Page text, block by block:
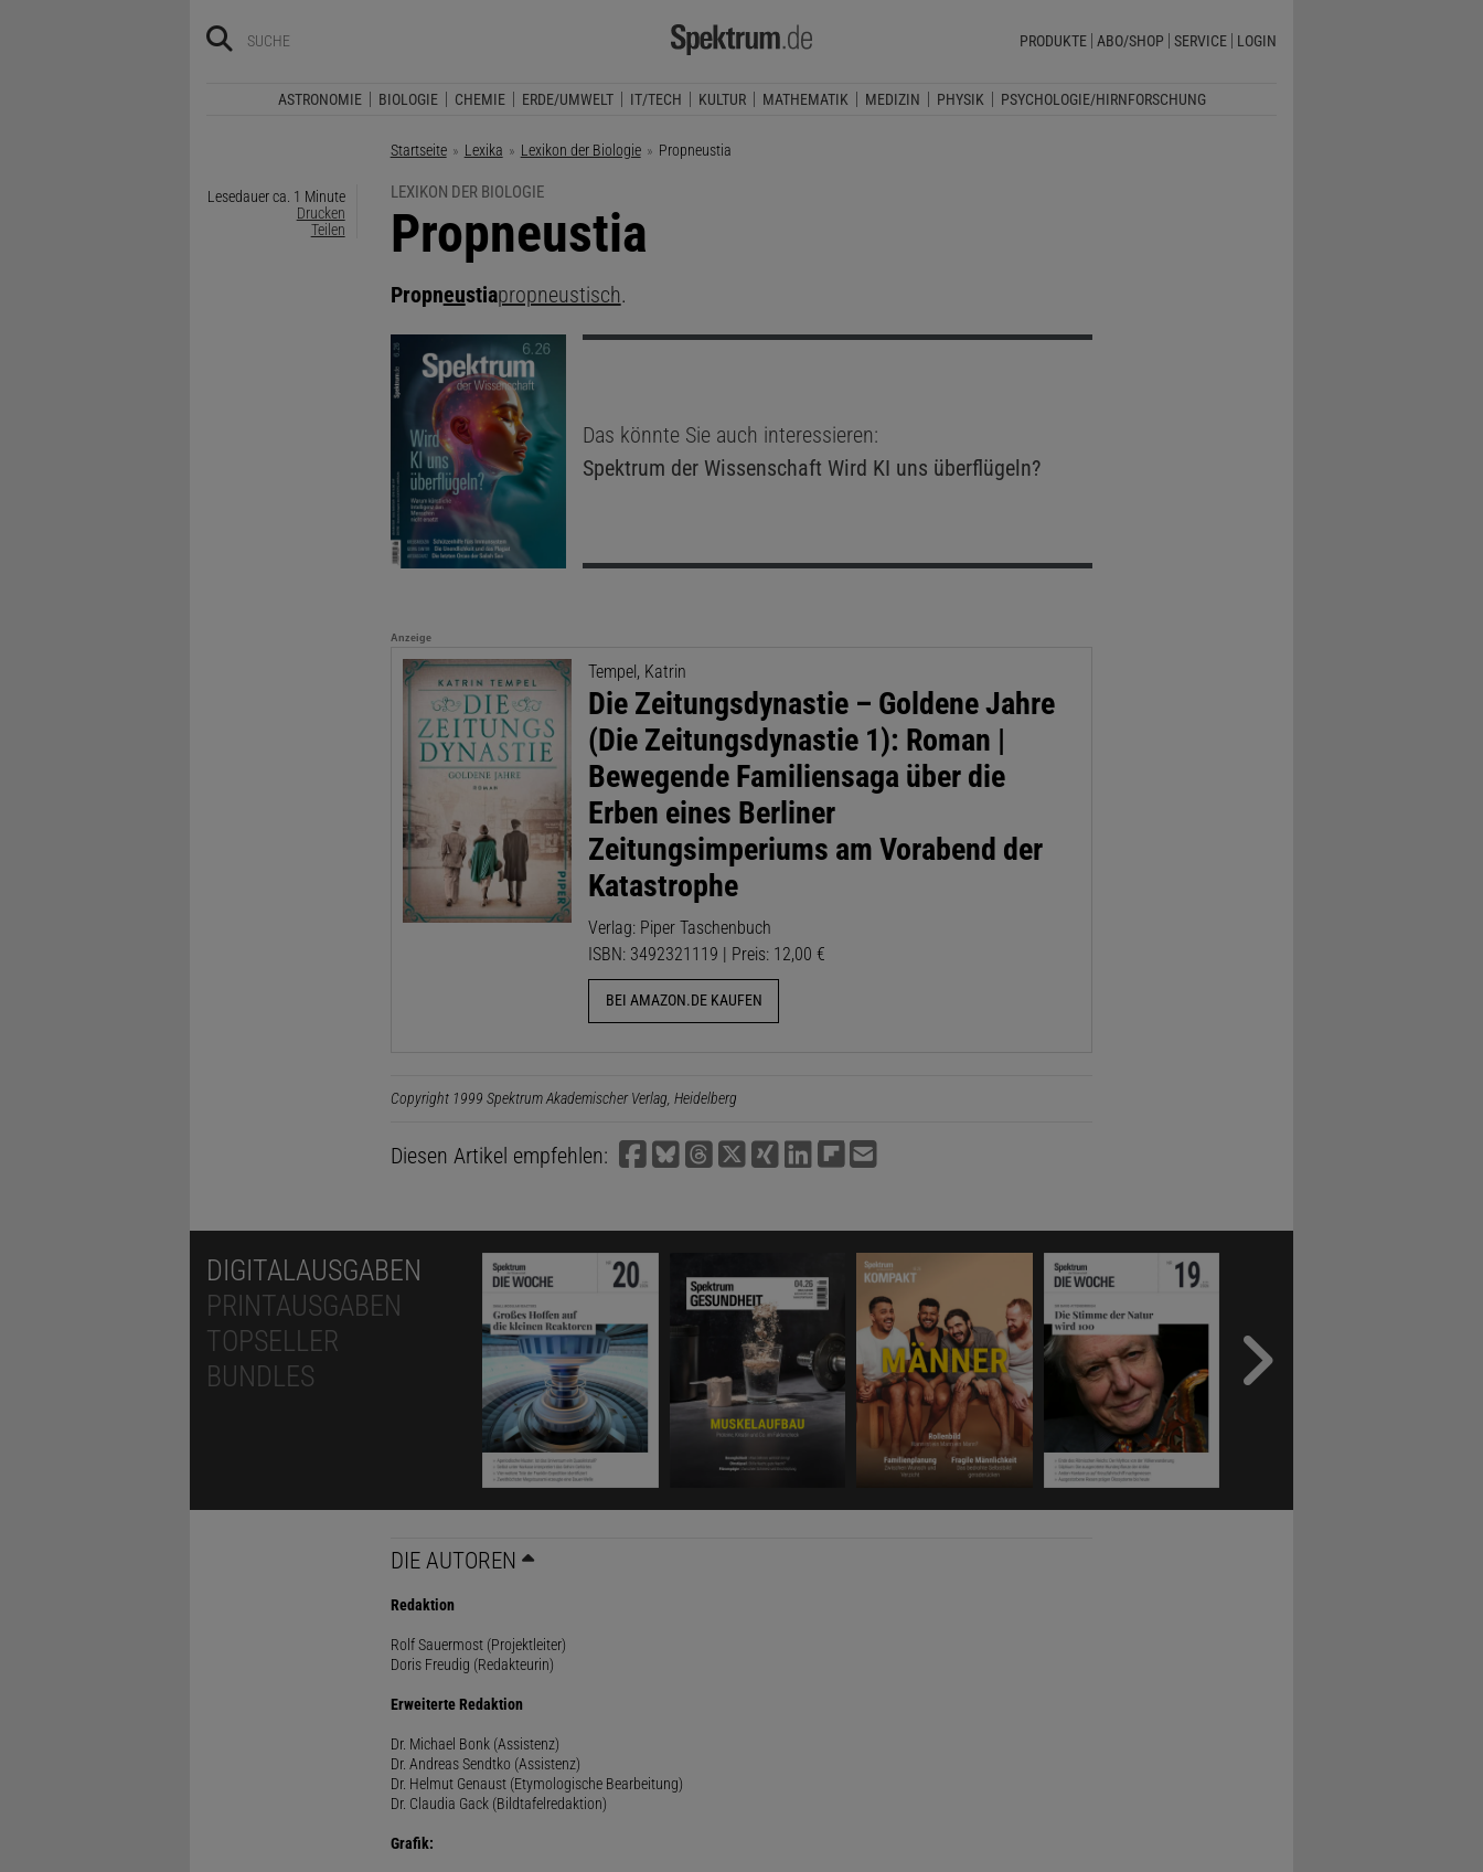
PRODUKTE ABO/SHOP SERVICE LOGIN
ASTRONOMIE BIOLOGIE CHEMIE ERDE/UMWELT IT/TECH KULTUR MATHEMATIK MEDIZIN PHYSIK PSYCHOLOGIE/HIRNFORSCHUNG
Startseite Lexika Lexikon der Biologie Aktuelle Seite:
Propneustia
Lesedauer ca. 1 Minute
Drucken
Teilen
LEXIKON DER BIOLOGIE
:
Propneustia
Propneustiapropneustisch.
Das könnte Sie auch interessieren:
Spektrum der Wissenschaft Wird KI uns überflügeln?
Anzeige
Tempel, Katrin
Die Zeitungsdynastie – Goldene Jahre
(Die Zeitungsdynastie 1): Roman |
Bewegende Familiensaga über die
Erben eines Berliner
Zeitungsimperiums am Vorabend der
Katastrophe
Verlag: Piper Taschenbuch
ISBN: 3492321119 | Preis: 12,00 €
BEI AMAZON.DE KAUFEN
Copyright 1999 Spektrum Akademischer Verlag, Heidelberg
Diesen Artikel empfehlen:
DIGITALAUSGABEN
PRINTAUSGABEN
TOPSELLER
BUNDLES
DIE AUTOREN
Redaktion
Rolf Sauermost (Projektleiter)
Doris Freudig (Redakteurin)
Erweiterte Redaktion
Dr. Michael Bonk (Assistenz)
Dr. Andreas Sendtko (Assistenz)
Dr. Helmut Genaust (Etymologische Bearbeitung)
Dr. Claudia Gack (Bildtafelredaktion)
Grafik: